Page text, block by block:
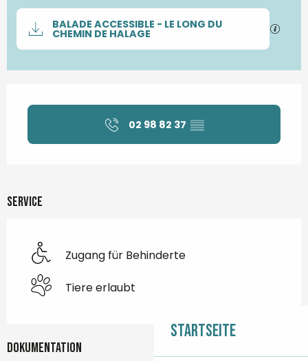
Startseite
Dokumentation
BALADE ACCESSIBLE - LE LONG DU
CHEMIN DE HALAGE Mit
Öffnungszeiten & Kontaktdaten
02 98 82 37 ▒▒
Service
Zugang für Behinderte
Tiere erlaubt
Dokumentation